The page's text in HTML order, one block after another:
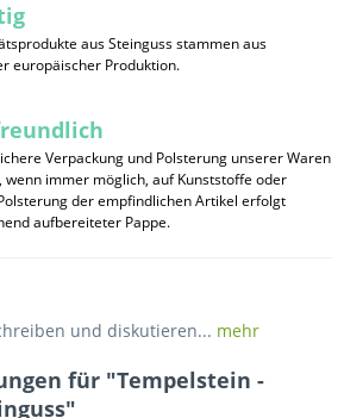
aus Steinguss stammen aus
europäischer Produktion.
Verpackung und Polsterung unserer Waren
wenn immer möglich, auf Kunststoffe oder
der empfindlichen Artikel erfolgt
aufbereiteter Pappe.
und diskutieren... mehr
für "Tempelstein -